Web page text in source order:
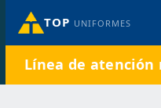
TOP UNIFORMES
Línea de atención